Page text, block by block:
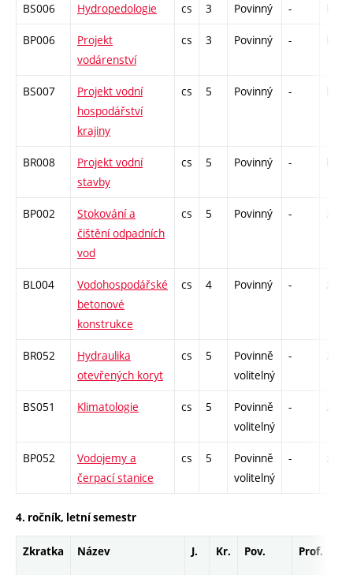
BS006 Hydropedologie cs 3 Povinný -
BP006
Projekt
vodárenství
cs 3 Povinný -
BS007
Projekt vodní
hospodářství
krajiny
cs 5 Povinný -
BR008
Projekt vodní
stavby
cs 5 Povinný -
BP002
Stokování a
čištění odpadních
vod
cs 5 Povinný - zá,zk
BL004
Vodohospodářské
betonové
konstrukce
cs 4 Povinný - zá,zk
BR052
Hydraulika
otevřených koryt
cs 5
Povinně
volitelný
- zá,zk
BS051 Klimatologie cs 5
Povinně
volitelný
- zá,zk
BP052
Vodojemy a
čerpací stanice
cs 5
Povinně
volitelný
- zá,zk
4. ročník, letní semestr
Zkratka Název J. Kr. Pov. Prof.